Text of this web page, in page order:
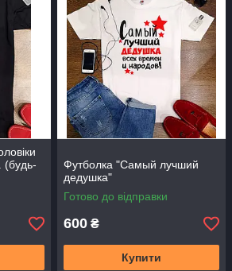
(будь-
Футболка "Самый лучший
дедушка"
Готово до відправки
600 ₴
Купити